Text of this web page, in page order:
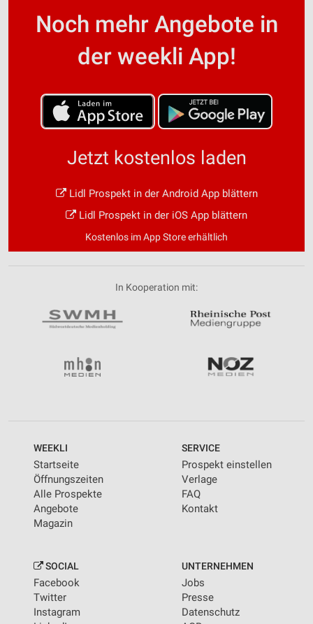
Noch mehr Angebote in
der weekli App!
Jetzt kostenlos laden
Lidl Prospekt in der Android App blättern
Lidl Prospekt in der iOS App blättern
Kostenlos im App Store erhältlich
In Kooperation mit:
WEEKLI
Startseite
Öffnungszeiten
Alle Prospekte
Angebote
Magazin
SERVICE
Prospekt einstellen
Verlage
FAQ
Kontakt
SOCIAL
Facebook
Twitter
Instagram
UNTERNEHMEN
Jobs
Presse
Datenschutz